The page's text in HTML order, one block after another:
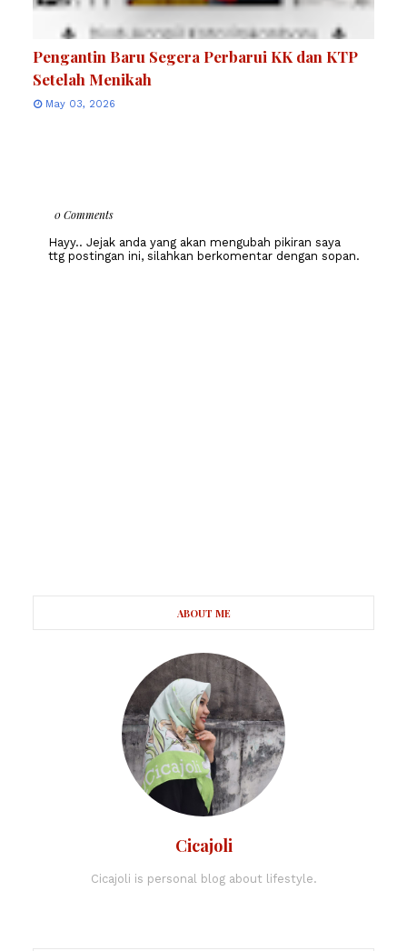
Pengantin Baru Segera Perbarui KK dan KTP
Setelah Menikah
May 03, 2026
0 Comments
Hayy.. Jejak anda yang akan mengubah pikiran saya
ttg postingan ini, silahkan berkomentar dengan sopan.
ABOUT ME
Cicajoli
Cicajoli is personal blog about lifestyle.